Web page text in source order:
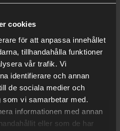
cookies
för att anpassa innehållet
tillhandahålla funktioner
vår trafik. Vi
identifierare och annan
de sociala medier och
vi samarbetar med.
informationen med annan
eller som de har
Vi har kapacitet och
affärer som gynnar
säger Henrik Engdahl.
Exergi med stöd av ny
av sin produktion bidra
när det verkligen
till Stockholm